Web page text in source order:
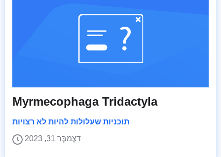
Myrmecophaga Tridactyla
תוכניות שעלולות להיות לא רצויות
דֵצֶמבֶּר 31, 2023